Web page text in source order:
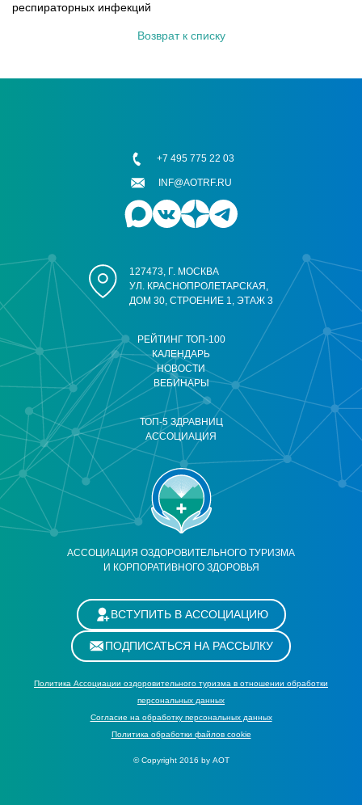
респираторных инфекций
Возврат к списку
АССОЦИАЦИЯ ОЗДОРОВИТЕЛЬНОГО ТУРИЗМА
И КОРПОРАТИВНОГО ЗДОРОВЬЯ
РЕЙТИНГ ТОП-100
КАЛЕНДАРЬ
НОВОСТИ
ВЕБИНАРЫ
ТОП-5 ЗДРАВНИЦ
АССОЦИАЦИЯ
127473, Г. МОСКВА
УЛ. КРАСНОПРОЛЕТАРСКАЯ,
ДОМ 30, СТРОЕНИЕ 1, ЭТАЖ 3
+7 495 775 22 03
INF@AOTRF.RU
ВСТУПИТЬ В АССОЦИАЦИЮ
ПОДПИСАТЬСЯ НА РАССЫЛКУ
Политика Ассоциации оздоровительного туризма в отношении обработки
персональных данных
Cогласие на обработку персональных данных
Политика обработки файлов cookie
© Copyright 2016 by АОТ